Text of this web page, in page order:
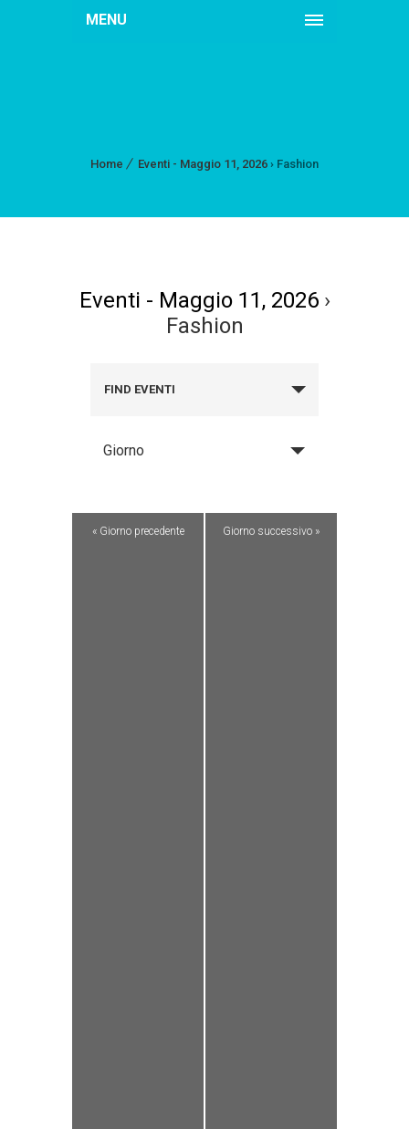
MENU
Home Eventi - Maggio 11, 2026 › Fashion
Eventi - Maggio 11, 2026›
Fashion
FIND EVENTI
Giorno
« Giorno precedente Giorno successivo »